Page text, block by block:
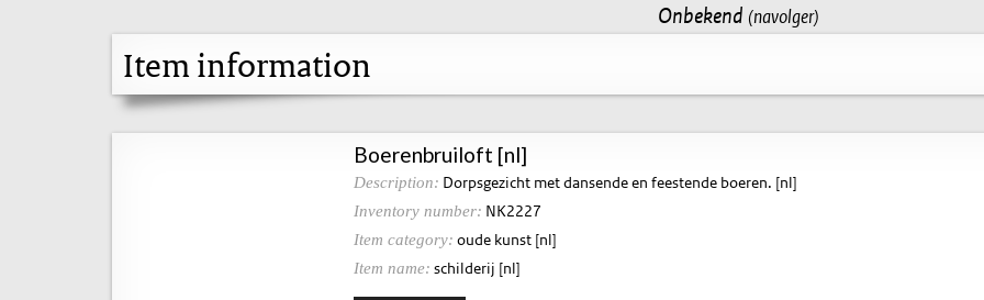
Onbekend (navolger)
Item information
Boerenbruiloft [nl]
Description: Dorpsgezicht met dansende en feestende boeren. [nl]
Inventory number: NK2227
Item category: oude kunst [nl]
Item name: schilderij [nl]